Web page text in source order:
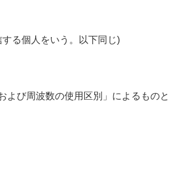
る個人をいう。以下同じ)
よび周波数の使用区別」によるものと